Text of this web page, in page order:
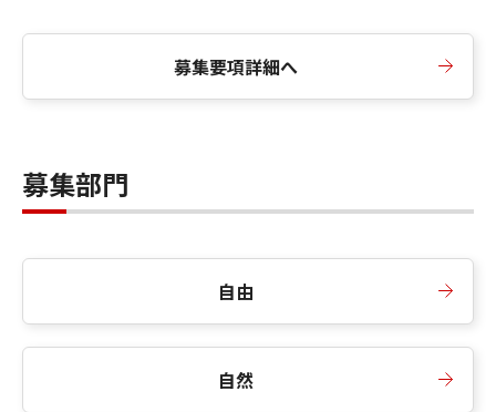
募集要項詳細へ
募集部門
自由
自然